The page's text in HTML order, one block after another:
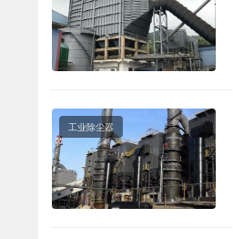
工业除尘器